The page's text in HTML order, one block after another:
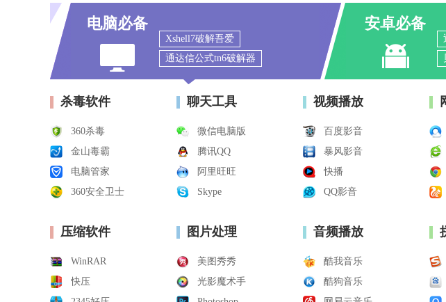
电脑必备
Xshell7破解吾爱
通达信公式tn6破解器
Excel2020
2022年日历全年表
安卓必备
杀毒软件
360杀毒
金山毒霸
电脑管家
360安全卫士
聊天工具
微信电脑版
腾讯QQ
阿里旺旺
Skype
视频播放
百度影音
暴风影音
快播
QQ影音
压缩软件
WinRAR
快压
图片处理
美图秀秀
光影魔术手
音频播放
酷我音乐
酷狗音乐